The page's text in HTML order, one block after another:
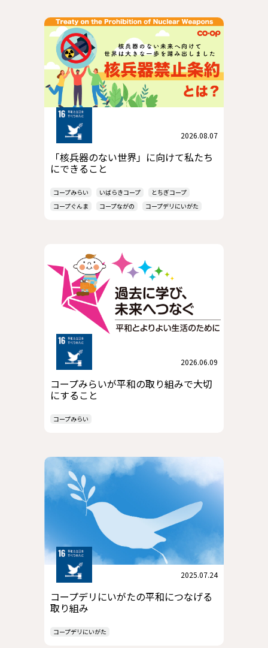
2026.08.07
「核兵器のない世界」に向けて私たち
にできること
コープみらい いばらきコープ
とちぎコープ
コープぐんま
コープながの コープデリにいがた
2026.06.09
コープみらいが平和の取り組みで大切
にすること
コープみらい
2025.07.24
コープデリにいがたの平和につなげる
取り組み
コープデリにいがた